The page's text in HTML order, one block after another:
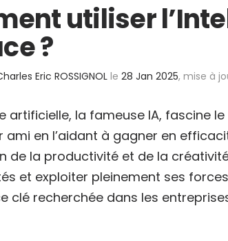
utiliser
?
Eric ROSSIGNOL le 28 Jan 2025, mise à
artificielle, la fameuse IA, fascine
ami en l’aidant à gagner en
de la productivité et de la
et exploiter pleinement ses
clé recherchée dans les